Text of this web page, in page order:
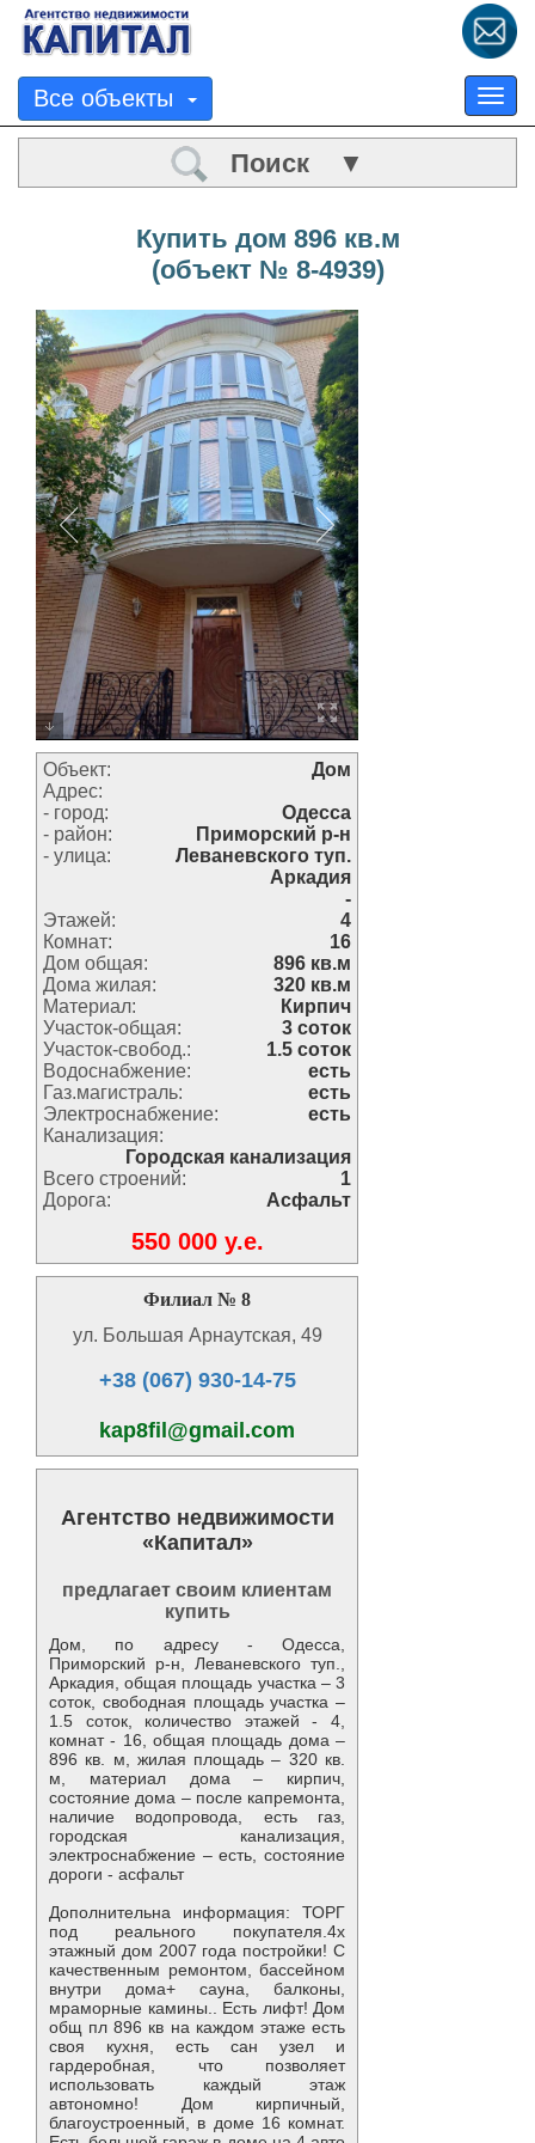
Все объекты
Поиск ▼
Купить дом 896 кв.м
(объект № 8-4939)
Объект:
Дом
Адрес:
- город:
Одесса
- район:
Приморский р-н
- улица:
Леваневского туп.
Аркадия
-
Этажей:
4
Комнат:
16
Дом общая:
896 кв.м
Дома жилая:
320 кв.м
Материал:
Кирпич
Участок-общая:
3 соток
Участок-свобод.:
1.5 соток
Водоснабжение:
есть
Газ.магистраль:
есть
Электроснабжение:
есть
Канализация:
Городская канализация
Всего строений:
1
Дорога:
Асфальт
550 000 y.e.
Филиал № 8
ул. Большая Арнаутская, 49
+38 (067) 930-14-75
kap8fil@gmail.com
Агентство недвижимости
«Капитал»
предлагает своим клиентам
купить
Дом, по адресу - Одесса,
Приморский р-н, Леваневского туп.,
Аркадия, общая площадь участка – 3
соток, свободная площадь участка –
1.5 соток, количество этажей - 4,
комнат - 16, общая площадь дома –
896 кв. м, жилая площадь – 320 кв.
м, материал дома – кирпич,
состояние дома – после капремонта,
наличие водопровода, есть газ,
городская канализация,
электроснабжение – есть, состояние
дороги - асфальт
Дополнительна информация: ТОРГ
под реального покупателя.4х
этажный дом 2007 года постройки! С
качественным ремонтом, бассейном
внутри дома+ сауна, балконы,
мраморные камины.. Есть лифт! Дом
общ пл 896 кв на каждом этаже есть
своя кухня, есть сан узел и
гардеробная, что позволяет
использовать каждый этаж
автономно! Дом кирпичный,
благоустроенный, в доме 16 комнат.